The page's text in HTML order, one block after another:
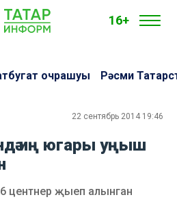
16+
очрашуы Рәсми
22 сентябрь 2014 19:46
иң югары уңыш
центнер җыеп алынган